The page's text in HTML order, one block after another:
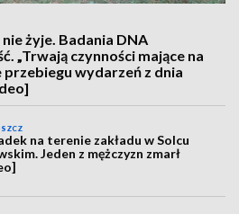
żyje. Badania DNA
„Trwają czynności mające na
wydarzeń z dnia
na terenie zakładu w Solcu
Jeden z mężczyzn zmarł